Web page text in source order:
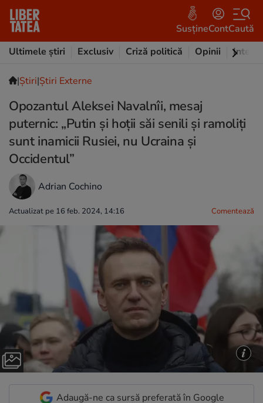
SusțineContCaută
Ultimele știri
Exclusiv Criză politică Opinii
|Ştiri|Știri Externe
Opozantul Aleksei Navalnîi, mesaj
puternic: „Putin și hoții săi senili și ramoliți
sunt inamicii Rusiei, nu Ucraina și
Occidentul”
Adrian Cochino
Actualizat pe 16 feb. 2024, 14:16 Comentează
Adaugă-ne ca sursă preferată în Google